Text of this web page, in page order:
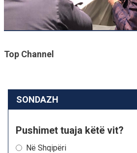
Top Channel
SONDAZH
Pushimet tuaja këtë vit?
Në Shqipëri